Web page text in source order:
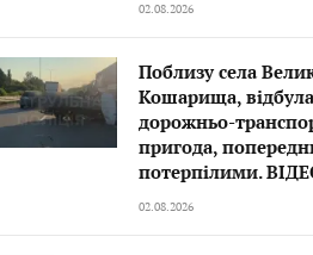
02.08.2026
Поблизу села
Кошарища,
дорожньо-
пригода,
потерпілими.
02.08.2026